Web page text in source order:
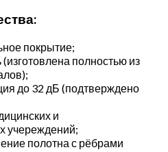
покрытие;
(изготовлена полностью из
до 32 дБ (подтверждено
и
учереждений;
полотна с рёбрами